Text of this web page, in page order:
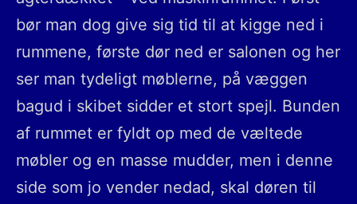
bør man dog give sig tid til at kigge ned i
rummene, første dør ned er salonen og her
ser man tydeligt møblerne, på væggen
bagud i skibet sidder et stort spejl. Bunden
af rummet er fyldt op med de væltede
møbler og en masse mudder, men i denne
side som jo vender nedad, skal døren til